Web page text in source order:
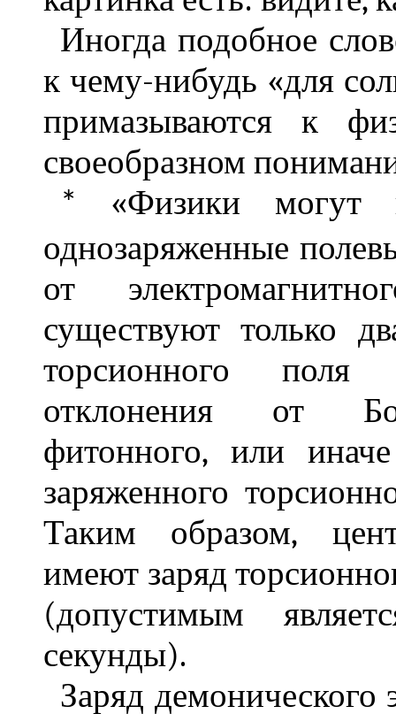
Иногда подобное
к чему-нибудь «для
примазываются к
своеобразном
*
«Физики могут
однозаряженные
от
существуют только
торсионного поля
отклонения от
фитонного, или
заряженного
Таким образом,
имеют заряд
(допустимым
секунды).
Заряд демонического